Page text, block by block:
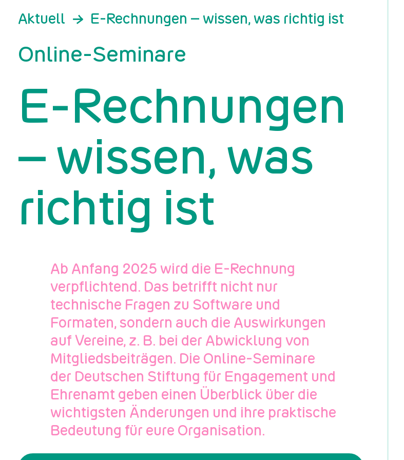
Aktuell E-Rechnungen – wissen, was richtig ist
Online-Seminare
E-Rechnungen
– wissen, was
richtig ist
Ab Anfang 2025 wird die E-Rechnung
verpflichtend. Das betrifft nicht nur
technische Fragen zu Software und
Formaten, sondern auch die Auswirkungen
auf Vereine, z. B. bei der Abwicklung von
Mitgliedsbeiträgen. Die Online-Seminare
der Deutschen Stiftung für Engagement und
Ehrenamt geben einen Überblick über die
wichtigsten Änderungen und ihre praktische
Bedeutung für eure Organisation.